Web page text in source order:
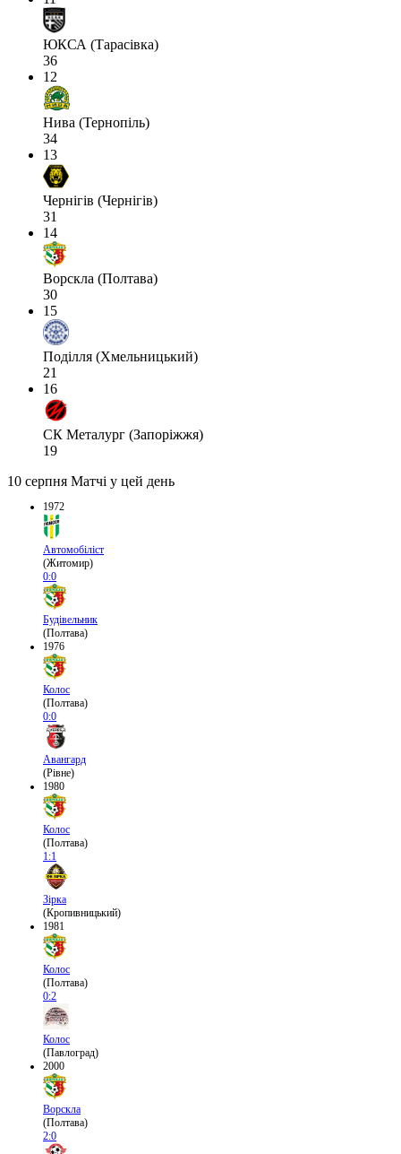
ЮКСА (Тарасівка)
36
12
Нива (Тернопіль)
34
13
Чернігів (Чернігів)
31
14
Ворскла (Полтава)
30
15
Поділля (Хмельницький)
21
16
СК Металург (Запоріжжя)
19
10 серпня Матчі у цей день
1972
Автомобіліст
(Житомир)
0:0
Будівельник
(Полтава)
1976
Колос
(Полтава)
0:0
Авангард
(Рівне)
1980
Колос
(Полтава)
1:1
Зірка
(Кропивницький)
1981
Колос
(Полтава)
0:2
Колос
(Павлоград)
2000
Ворскла
(Полтава)
2:0